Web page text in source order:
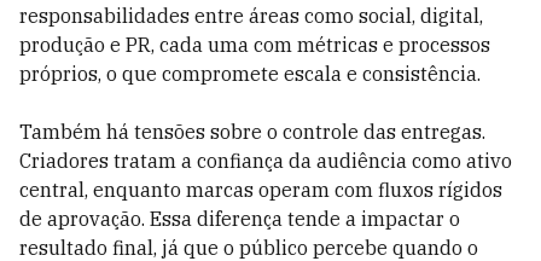
responsabilidades entre áreas como social, digital,
produção e PR, cada uma com métricas e processos
próprios, o que compromete escala e consistência.
Também há tensões sobre o controle das entregas.
Criadores tratam a confiança da audiência como ativo
central, enquanto marcas operam com fluxos rígidos
de aprovação. Essa diferença tende a impactar o
resultado final, já que o público percebe quando o